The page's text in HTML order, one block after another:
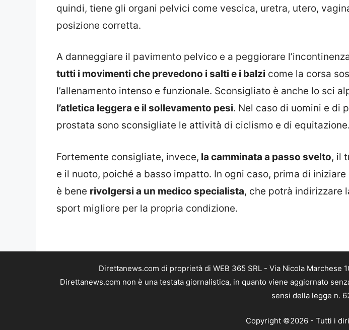
quindi, tiene gli organi pelvici come vescica, uretra, utero,
posizione corretta.
A danneggiare il pavimento pelvico e a peggiorare
tutti i movimenti che prevedono i salti e i balzi come la corsa
l’allenamento intenso e funzionale. Sconsigliato è anche lo sci
l’atletica leggera e il sollevamento pesi. Nel caso di uomini e di
prostata sono sconsigliate le attività di ciclismo e di equitazione.
Fortemente consigliate, invece, la camminata a passo svelto, il
e il nuoto, poiché a basso impatto. In ogni caso, prima di
è bene rivolgersi a un medico specialista, che potrà indirizzare
sport migliore per la propria condizione.
Direttanews.com di proprietà di WEB 365 SRL - Via Nicola Marchese
Direttanews.com non è una testata giornalistica, in quanto viene aggiornato
sensi della legge n.
Copyright ©2026 - Tutti i